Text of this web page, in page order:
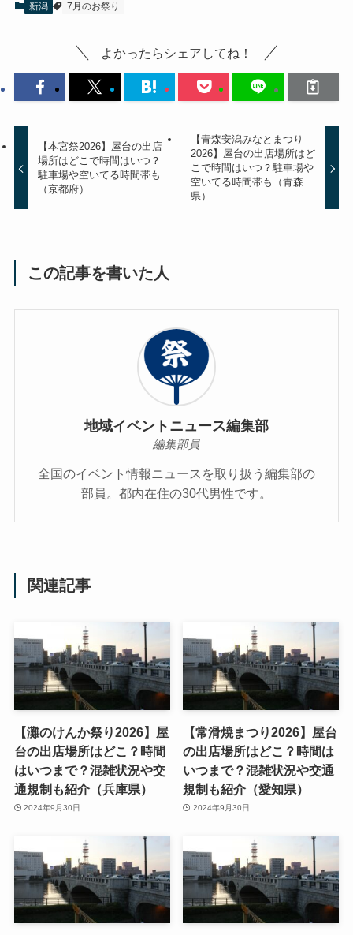
新潟 7月のお祭り
よかったらシェアしてね！
【本宮祭2026】屋台の出店
場所はどこで時間はいつ？
駐車場や空いてる時間帯も
（京都府）
【青森安潟みなとまつり
2026】屋台の出店場所はど
こで時間はいつ？駐車場や
空いてる時間帯も（青森
県）
この記事を書いた人
地域イベントニュース編集部
編集部員
全国のイベント情報ニュースを取り扱う編集部の
部員。都内在住の30代男性です。
関連記事
【灘のけんか祭り2026】屋
台の出店場所はどこ？時間
はいつまで？混雑状況や交
通規制も紹介（兵庫県）
2024年9月30日
【常滑焼まつり2026】屋台
の出店場所はどこ？時間は
いつまで？混雑状況や交通
規制も紹介（愛知県）
2024年9月30日